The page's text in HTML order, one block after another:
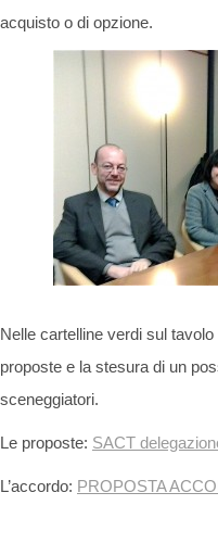
acquisto o di opzione.
Nelle cartelline verdi sul
proposte e la stesura di un
sceneggiatori.
Le proposte: SACT
L’accordo: PROPOSTA